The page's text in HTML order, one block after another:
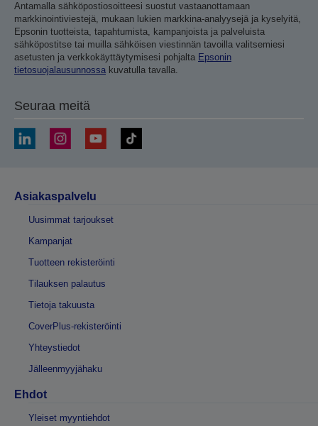
Antamalla sähköpostiosoitteesi suostut vastaanottamaan
markkinointiviestejä, mukaan lukien markkina-analyysejä ja kyselyitä,
Epsonin tuotteista, tapahtumista, kampanjoista ja palveluista
sähköpostitse tai muilla sähköisen viestinnän tavoilla valitsemiesi
asetusten ja verkkokäyttäytymisesi pohjalta Epsonin
tietosuojalausunnossa kuvatulla tavalla.
Seuraa meitä
Asiakaspalvelu
Uusimmat tarjoukset
Kampanjat
Tuotteen rekisteröinti
Tilauksen palautus
Tietoja takuusta
CoverPlus-rekisteröinti
Yhteystiedot
Jälleenmyyjähaku
Ehdot
Yleiset myyntiehdot